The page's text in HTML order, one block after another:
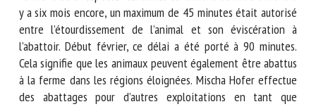
certaines conditions de mise à mort. Il y a six mois encore,
un maximum de 45 minutes était autorisé entre
l’étourdissement de l’animal et son éviscération à l’abattoir.
Début février, ce délai a été porté à 90 minutes. Cela
signifie que les animaux peuvent également être abattus à
la ferme dans les régions éloignées. Mischa Hofer effectue
informations saisies soient utilisées dans le cadre de la
relation avec le CNR BEA. *
Les champs suivis de * sont obligatoires